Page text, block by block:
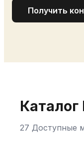
Получить
Каталог
27 Доступные